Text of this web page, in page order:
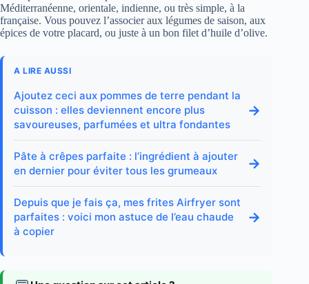
Méditerranéenne, orientale, indienne, ou très simple, à la
française. Vous pouvez l’associer aux légumes de saison, aux
épices de votre placard, ou juste à un bon filet d’huile d’olive.
A LIRE AUSSI
Ajoutez ceci aux pommes de terre pendant la
cuisson : elles deviennent encore plus
savoureuses, parfumées et ultra fondantes
→
Pâte à crêpes parfaite : l’ingrédient à ajouter
en dernier pour éviter tous les grumeaux
→
Depuis que je fais ça, mes frites Airfryer sont
parfaites : voici mon astuce de l’eau chaude
à copier
→